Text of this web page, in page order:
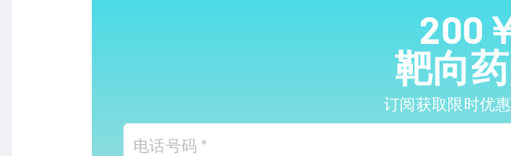
200
靶向
订阅获取限时优